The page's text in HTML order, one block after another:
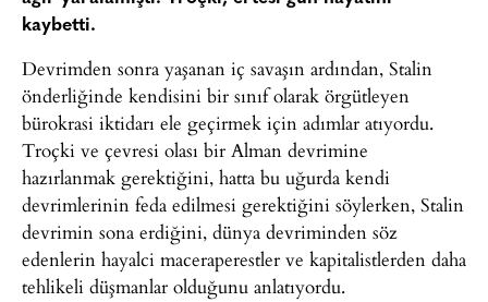
kaybetti.
Devrimden sonra yaşanan iç savaşın ardından, Stalin
önderliğinde kendisini bir sınıf olarak örgütleyen
bürokrasi iktidarı ele geçirmek için adımlar atıyordu.
Troçki ve çevresi olası bir Alman devrimine
hazırlanmak gerektiğini, hatta bu uğurda kendi
devrimlerinin feda edilmesi gerektiğini söylerken, Stalin
devrimin sona erdiğini, dünya devriminden söz
edenlerin hayalci maceraperestler ve kapitalistlerden daha
tehlikeli düşmanlar olduğunu anlatıyordu.